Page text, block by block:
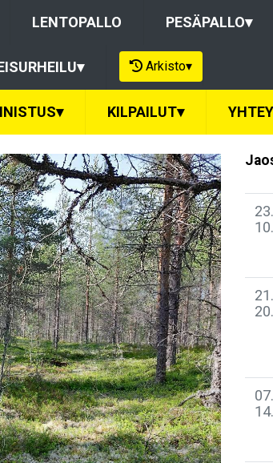
LENTOPALLO PESÄPALLO▾
▾ Arkisto▾
▾ KILPAILUT▾